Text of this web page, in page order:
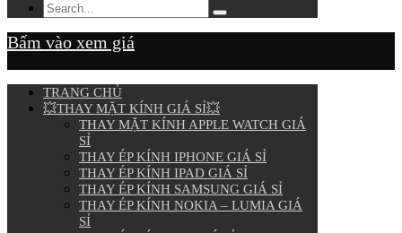
Bấm vào xem giá
TRANG CHỦ
💥THAY MẶT KÍNH GIÁ SỈ💥
THAY MẶT KÍNH APPLE WATCH GIÁ
SỈ
THAY ÉP KÍNH IPHONE GIÁ SỈ
THAY ÉP KÍNH IPAD GIÁ SỈ
THAY ÉP KÍNH SAMSUNG GIÁ SỈ
THAY ÉP KÍNH NOKIA – LUMIA GIÁ
SỈ